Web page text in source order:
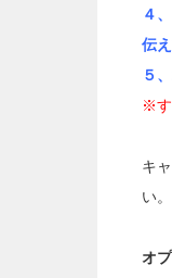
４
伝
５
※す
キ
い。
オ